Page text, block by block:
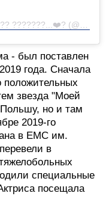
- был поставлен
года. Сначала
положительных
звезда "Моей
Польшу, но и там
2019-го
в ЕМС им.
в
специальные
посещала